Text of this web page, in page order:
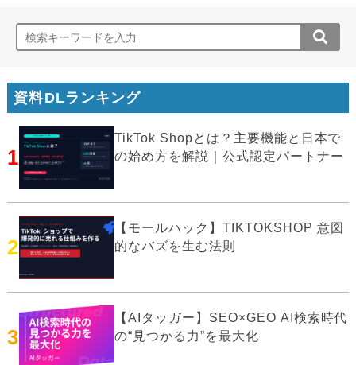
資料DLランキング
1
TikTok Shopとは？主要機能と日本で
の始め方を解説｜公式認定パートナー
2
【モールハック】TIKTOKSHOP 意図
的なバズを生む法則
3
【AIタッガー】SEO×GEO AI検索時代
の“見つかる力”を最大化